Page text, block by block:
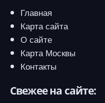
Главная
Карта сайта
О сайте
Карта Москвы
Контакты
Свежее на сайте: